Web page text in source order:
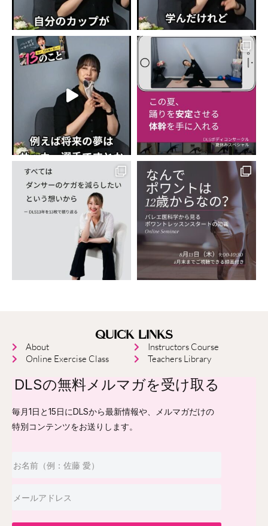
QUICK LINKS
About
Online Exercise Class
Instructors Course
Teachers Library
DLSの無料メルマガを受け取る
毎月1日と15日にDLSから最新情報や、メルマガだけの
特別コンテンツをお送りします。